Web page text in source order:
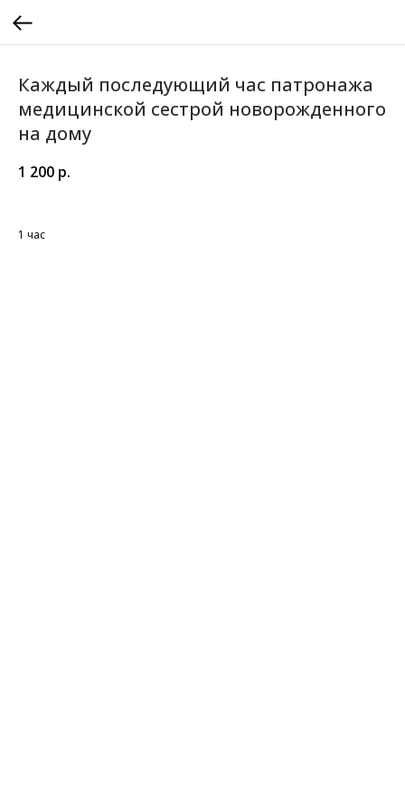
Каждый последующий час патронажа
медицинской сестрой новорожденного
на дому
1 200 р.
1 час